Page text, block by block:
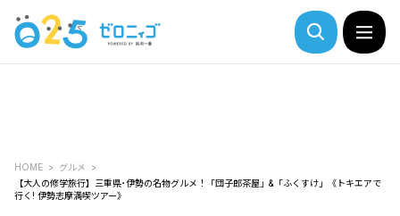
HOME
グルメ
【大人の修学旅行】三重県･伊勢の名物グルメ！「団子郎茶屋」&「ふくすけ」《トキエアで
行く! 伊勢志摩満喫ツアー》